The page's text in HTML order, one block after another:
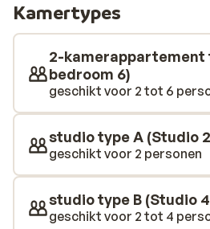
even naar toe voor een gezellig
diner. De appartementen zijn
ingericht, met gebruik van mooi
oranje accenten. Na een dag
heerlijk om je nog even onder te
verwarmde buitenzwembad.
nog een schitterend uitzicht op
bergtoppen om je heen. 'A pool
Kamertypes
2-kamerappartement
bedroom 6)
geschikt voor 2 tot 6
studio type A (Studio
geschikt voor 2 personen
studio type B (Studio
geschikt voor 2 tot 4